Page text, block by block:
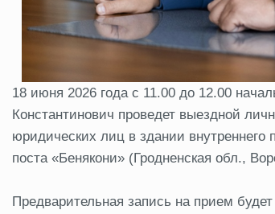
18 июня 2026 года с 11.00 до 12.00
Константинович проведет выездной
юридических лиц в здании
поста «Бенякони» (Гродненская обл.,
Предварительная запись на прием